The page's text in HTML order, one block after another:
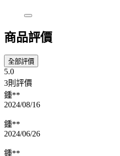
商品評價
全部評價
5.0
3則評價
鍾**
2024/08/16
鍾**
2024/06/26
鍾**